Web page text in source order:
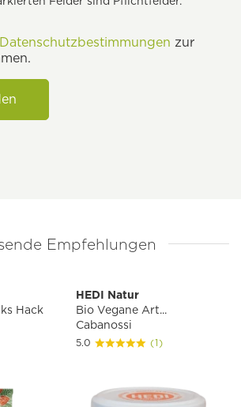
Datenschutzbestimmungen zur
Empfehlungen
Hack
HEDI Natur
Bio Vegane Art...
Cabanossi
5.0 (1)